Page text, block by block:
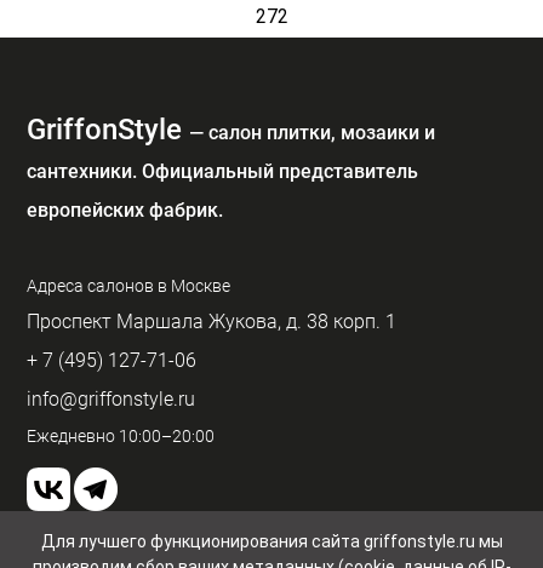
272
GriffonStyle — cалон плитки, мозаики и
сантехники. Официальный представитель
европейских фабрик.
Адреса салонов в Москве
Проспект Маршала Жукова, д. 38 корп. 1
+ 7 (495) 127-71-06
info@griffonstyle.ru
Ежедневно 10:00–20:00
Для лучшего функционирования сайта griffonstyle.ru мы